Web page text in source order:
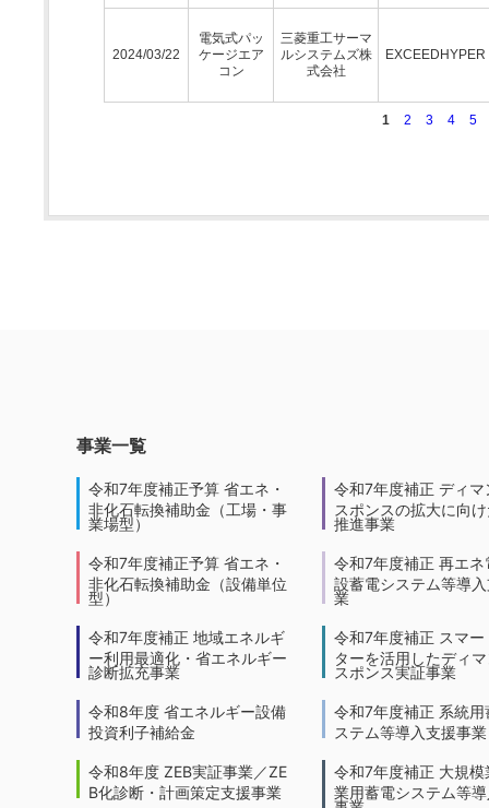
2024/03/22
電気式パッ
ケージエア
コン
三菱重工サーマ
ルシステムズ株
式会社
EXCEEDHYPER
1 2 3 4 5
事業一覧
令和7年度補正予算 省エネ・
非化石転換補助金（工場・事
業場型）
令和7年度補正予算 省エネ・
非化石転換補助金（設備単位
型）
令和7年度補正 地域エネルギ
ー利用最適化・省エネルギー
診断拡充事業
令和8年度 省エネルギー設備
投資利子補給金
令和8年度 ZEB実証事業／ZE
B化診断・計画策定支援事業
令和7年度補正 ディマ
スポンスの拡大に向
推進事業
令和7年度補正 再エネ
設蓄電システム等導
業
令和7年度補正 スマー
ターを活用したディ
スポンス実証事業
令和7年度補正 系統用
ステム等導入支援事業
令和7年度補正 大規模
業用蓄電システム等